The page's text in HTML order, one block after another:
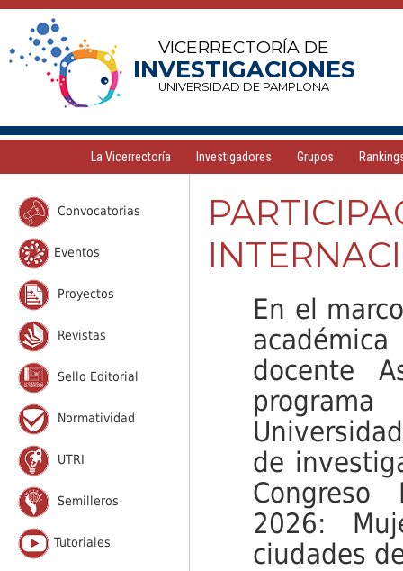
VICERRECTORÍA DE
INVESTIGACIONES
UNIVERSIDAD DE PAMPLONA
La Vicerrectoría Investigadores Grupos
Convocatorias
Eventos
Proyectos
Revistas
Sello Editorial
Normatividad
UTRI
Semilleros
Tutoriales
En el
docente
de
Congreso
2026:
ciudades